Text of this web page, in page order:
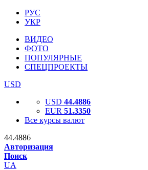
РУС
УКР
ВИДЕО
ФОТО
ПОПУЛЯРНЫЕ
СПЕЦПРОЕКТЫ
USD
USD 44.4886
EUR 51.3350
Все курсы валют
44.4886
Авторизация
Поиск
UA